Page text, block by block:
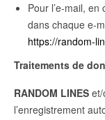
Pour l’e-mail,
dans chaque e-
https://random-
Traitements de
RANDOM LINES
l’enregistrement